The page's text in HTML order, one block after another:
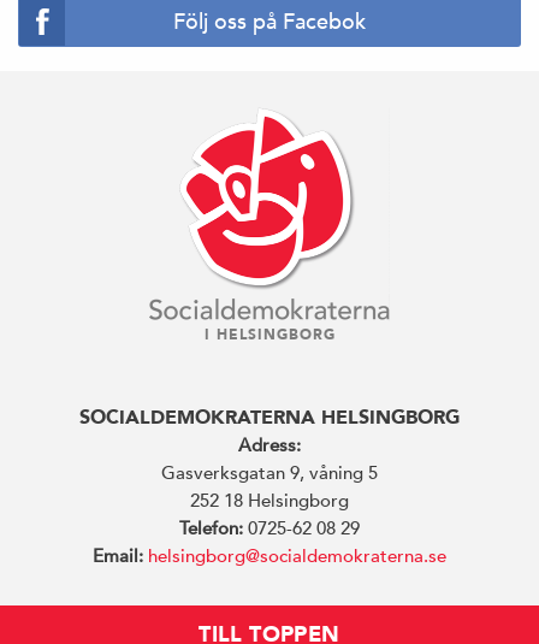
Följ oss på Facebok
I HELSINGBORG
SOCIALDEMOKRATERNA HELSINGBORG
Adress:
Gasverksgatan 9, våning 5
252 18 Helsingborg
Telefon: 0725-62 08 29
Email: helsingborg@socialdemokraterna.se
TILL TOPPEN